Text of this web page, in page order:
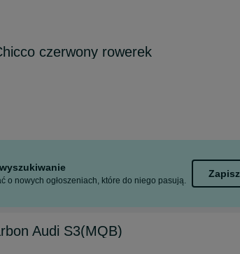
czerwony rowerek
o nowych ogłoszeniach, które do niego pasują.
Zapisz
Audi S3(MQB)